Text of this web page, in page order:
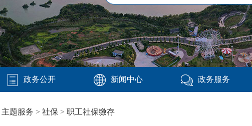
政务公开 新闻中心 政务服务
主题服务 > 社保 > 职工社保缴存